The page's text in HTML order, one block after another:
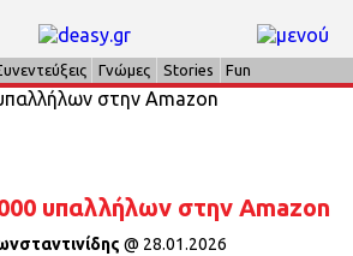
Γνώμες Stories Fun
υπαλλήλων στην Amazon
@ 28.01.2026